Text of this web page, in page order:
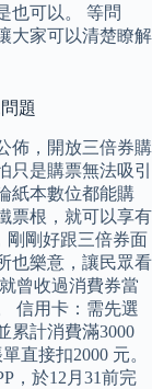
也可以。 等問
大家可以清楚瞭解
題
佈，開放三倍券購
只是購票無法吸引
紙本數位都能購
票根，就可以享有
剛剛好跟三倍券面
也樂意，讓民眾看
曾收過消費券當
信用卡：需先選
累計消費滿3000
直接扣2000 元。
，於12月31前完